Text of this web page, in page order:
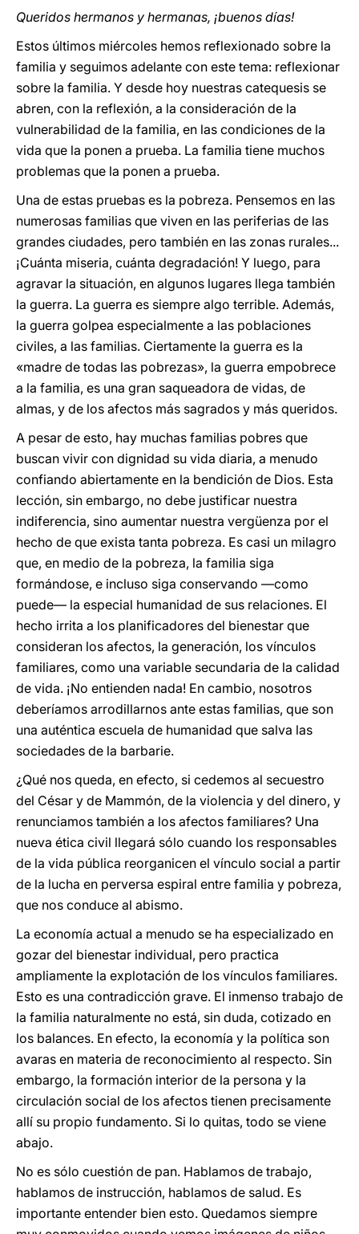
Queridos hermanos y hermanas, ¡buenos días!
Estos últimos miércoles hemos reflexionado sobre la
familia y seguimos adelante con este tema: reflexionar
sobre la familia. Y desde hoy nuestras catequesis se
abren, con la reflexión, a la consideración de la
vulnerabilidad de la familia, en las condiciones de la
vida que la ponen a prueba. La familia tiene muchos
problemas que la ponen a prueba.
Una de estas pruebas es la pobreza. Pensemos en las
numerosas familias que viven en las periferias de las
grandes ciudades, pero también en las zonas rurales...
¡Cuánta miseria, cuánta degradación! Y luego, para
agravar la situación, en algunos lugares llega también
la guerra. La guerra es siempre algo terrible. Además,
la guerra golpea especialmente a las poblaciones
civiles, a las familias. Ciertamente la guerra es la
«madre de todas las pobrezas», la guerra empobrece
a la familia, es una gran saqueadora de vidas, de
almas, y de los afectos más sagrados y más queridos.
A pesar de esto, hay muchas familias pobres que
buscan vivir con dignidad su vida diaria, a menudo
confiando abiertamente en la bendición de Dios. Esta
lección, sin embargo, no debe justificar nuestra
indiferencia, sino aumentar nuestra vergüenza por el
hecho de que exista tanta pobreza. Es casi un milagro
que, en medio de la pobreza, la familia siga
formándose, e incluso siga conservando —como
puede— la especial humanidad de sus relaciones. El
hecho irrita a los planificadores del bienestar que
consideran los afectos, la generación, los vínculos
familiares, como una variable secundaria de la calidad
de vida. ¡No entienden nada! En cambio, nosotros
deberíamos arrodillarnos ante estas familias, que son
una auténtica escuela de humanidad que salva las
sociedades de la barbarie.
¿Qué nos queda, en efecto, si cedemos al secuestro
del César y de Mammón, de la violencia y del dinero, y
renunciamos también a los afectos familiares? Una
nueva ética civil llegará sólo cuando los responsables
de la vida pública reorganicen el vínculo social a partir
de la lucha en perversa espiral entre familia y pobreza,
que nos conduce al abismo.
La economía actual a menudo se ha especializado en
gozar del bienestar individual, pero practica
ampliamente la explotación de los vínculos familiares.
Esto es una contradicción grave. El inmenso trabajo de
la familia naturalmente no está, sin duda, cotizado en
los balances. En efecto, la economía y la política son
avaras en materia de reconocimiento al respecto. Sin
embargo, la formación interior de la persona y la
circulación social de los afectos tienen precisamente
allí su propio fundamento. Si lo quitas, todo se viene
abajo.
No es sólo cuestión de pan. Hablamos de trabajo,
hablamos de instrucción, hablamos de salud. Es
importante entender bien esto. Quedamos siempre